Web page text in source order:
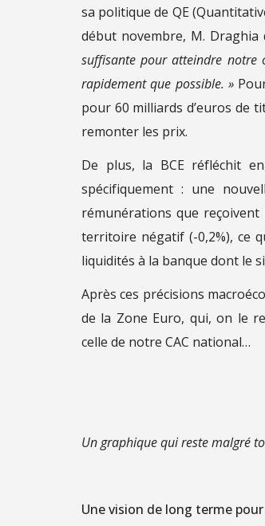
sa politique de QE
début novembre, M. Draghia
suffisante pour atteindre notre
rapidement que possible. »
pour 60 milliards d’euros de
remonter les prix.
De plus, la BCE réfléchit
spécifiquement : une
rémunérations que reçoivent
territoire négatif (-0,2%), ce
liquidités à la banque dont le
Après ces précisions
de la Zone Euro, qui, on le
celle de notre CAC national…
Un graphique qui reste malgré
Une vision de long terme